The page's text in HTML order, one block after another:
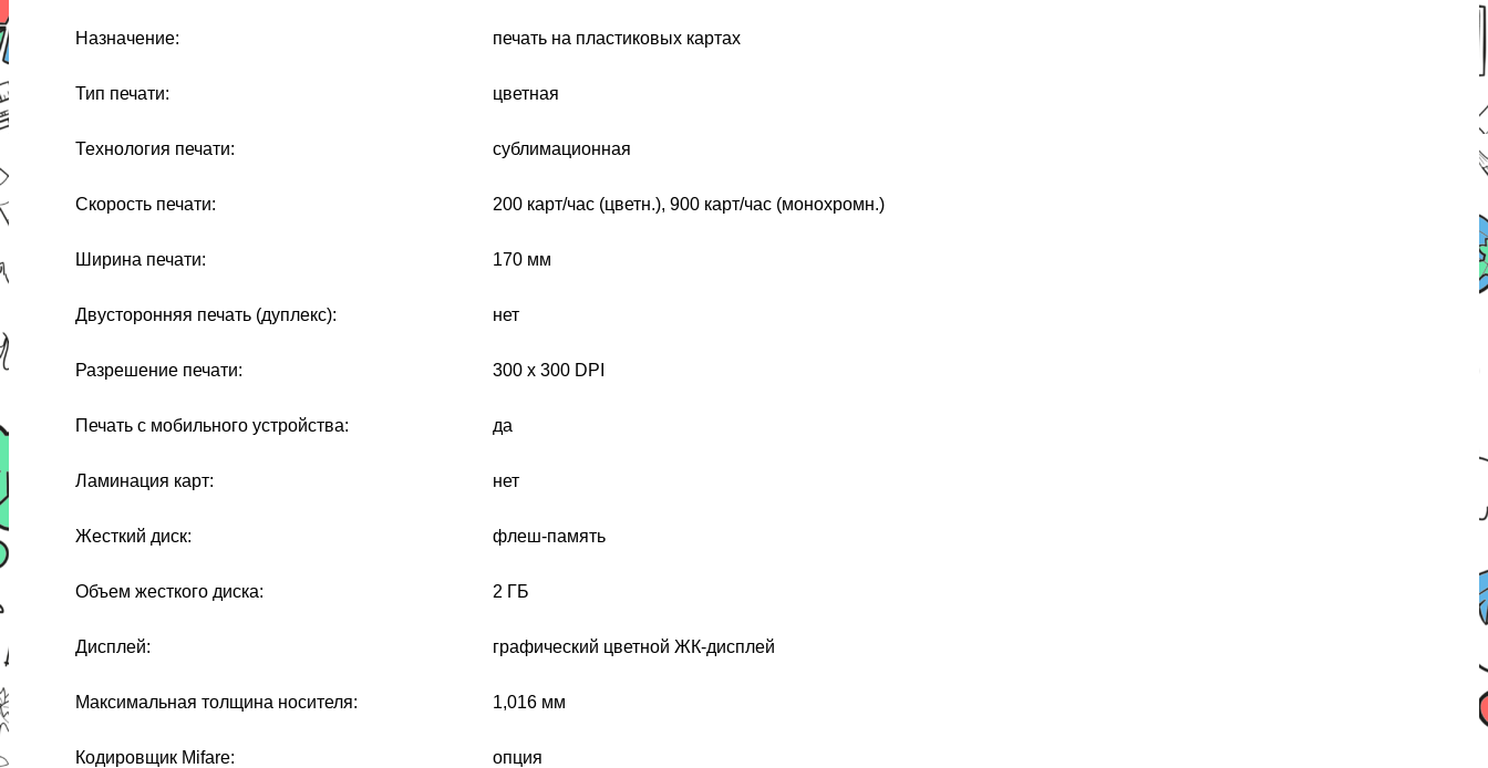
Назначение: печать на пластиковых картах
Тип печати: цветная
Технология печати: сублимационная
Скорость печати: 200 карт/час (цветн.), 900 карт/час (монохромн.)
Ширина печати: 170 мм
Двусторонняя печать (дуплекс): нет
Разрешение печати: 300 x 300 DPI
Печать с мобильного устройства: да
Ламинация карт: нет
Жесткий диск: флеш-память
Объем жесткого диска: 2 ГБ
Дисплей: графический цветной ЖК-дисплей
Максимальная толщина носителя: 1,016 мм
Кодировщик Mifare: опция